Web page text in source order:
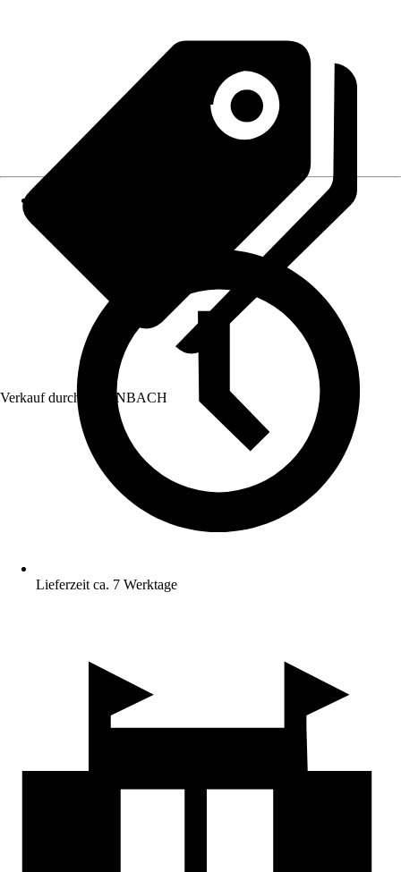
Verkauf durch: HORNBACH
Lieferzeit ca. 7 Werktage